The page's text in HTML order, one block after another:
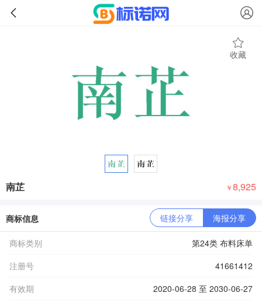
收藏
南芷 ￥8,925
商标信息 链接分享 海报分享
商标类别
第24类 布料床单
注册号
41661412
有效期
2020-06-28 至 2030-06-27